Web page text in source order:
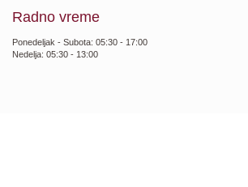
Radno vreme
Ponedeljak - Subota: 05:30 - 17:00
Nedelja: 05:30 - 13:00